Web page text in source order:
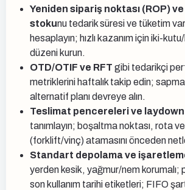
Yeniden sipariş noktası (ROP)
stokunu tedarik süresi ve tüketim
hesaplayın; hızlı kazanım için iki-
düzeni kurun.
OTD/OTIF ve RFT gibi tedarikçi
metriklerini haftalık takip edin;
alternatif planı devreye alın.
Teslimat pencereleri ve laydown
tanımlayın; boşaltma noktası, rota
(forklift/vinç) atamasını önceden
Standart depolama ve
yerden kesik, yağmur/nem korumalı;
son kullanım tarihi etiketleri; FIFO